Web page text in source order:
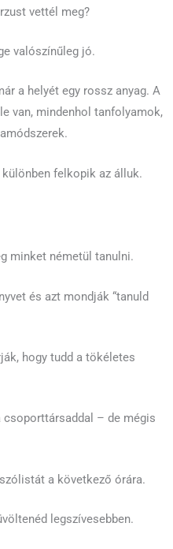
vettél meg?
valószínűleg jó.
a helyét egy rossz anyag. A
van, mindenhol tanfolyamok,
felkopik az álluk.
minket németül tanulni.
és azt mondják “tanuld
hogy tudd a tökéletes
csoporttársaddal – de mégis
a következő órára.
legszívesebben.